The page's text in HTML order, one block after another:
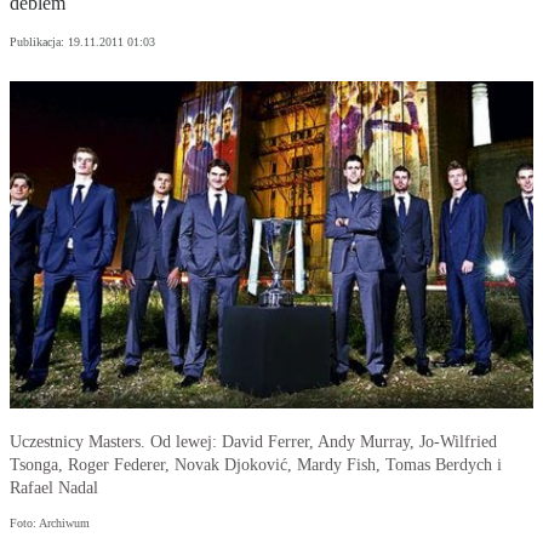
Publikacja: 19.11.2011 01:03
Uczestnicy Masters. Od lewej: David Ferrer, Andy Murray, Jo-Wilfried
Tsonga, Roger Federer, Novak Djoković, Mardy Fish, Tomas Berdych i
Rafael Nadal
Foto: Archiwum